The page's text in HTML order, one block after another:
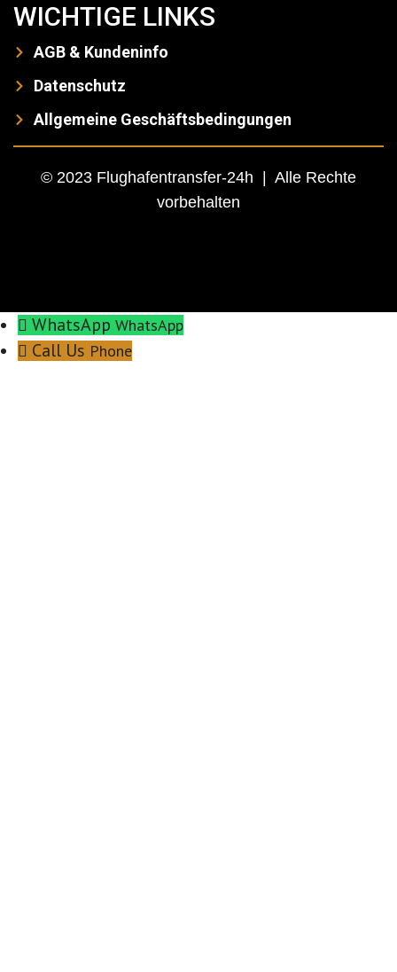
WICHTIGE LINKS
AGB & Kundeninfo
Datenschutz
Allgemeine Geschäftsbedingungen
© 2023 Flughafentransfer-24h | Alle Rechte
vorbehalten
WhatsApp WhatsApp
Call Us Phone